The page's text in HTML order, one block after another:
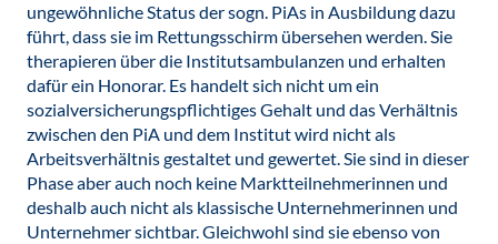
ungewöhnliche Status der sogn. PiAs in Ausbildung dazu
führt, dass sie im Rettungsschirm übersehen werden. Sie
therapieren über die Institutsambulanzen und erhalten
dafür ein Honorar. Es handelt sich nicht um ein
sozialversicherungspflichtiges Gehalt und das Verhältnis
zwischen den PiA und dem Institut wird nicht als
Arbeitsverhältnis gestaltet und gewertet. Sie sind in dieser
Phase aber auch noch keine Marktteilnehmerinnen und
deshalb auch nicht als klassische Unternehmerinnen und
Unternehmer sichtbar. Gleichwohl sind sie ebenso von